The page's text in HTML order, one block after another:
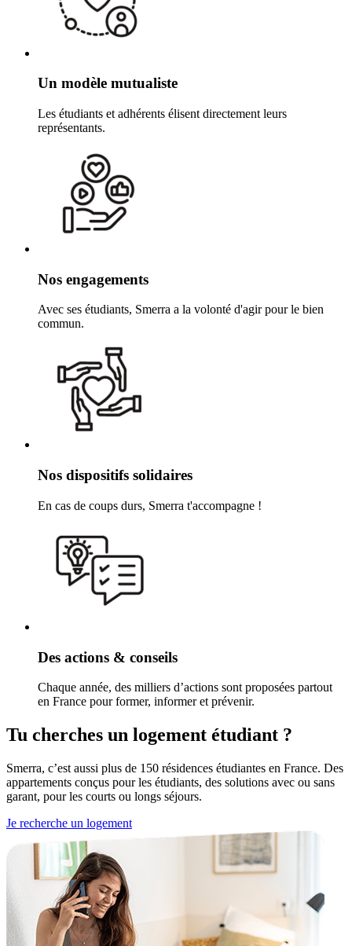
Un modèle mutualiste
Les étudiants et adhérents élisent directement leurs
représentants.
Nos engagements
Avec ses étudiants, Smerra a la volonté d'agir pour le bien
commun.
Nos dispositifs solidaires
En cas de coups durs, Smerra t'accompagne !
Des actions & conseils
Chaque année, des milliers d’actions sont proposées partout
en France pour former, informer et prévenir.
Tu cherches un logement étudiant ?
Smerra, c’est aussi plus de 150 résidences étudiantes en France. Des
appartements conçus pour les étudiants, des solutions avec ou sans
garant, pour les courts ou longs séjours.
Je recherche un logement